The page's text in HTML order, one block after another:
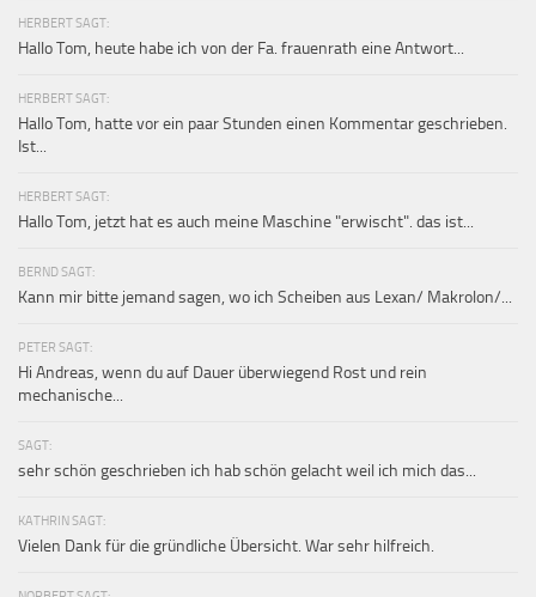
HERBERT SAGT:
Hallo Tom, heute habe ich von der Fa. frauenrath eine Antwort...
HERBERT SAGT:
Hallo Tom, hatte vor ein paar Stunden einen Kommentar geschrieben.
Ist...
HERBERT SAGT:
Hallo Tom, jetzt hat es auch meine Maschine "erwischt". das ist...
BERND SAGT:
Kann mir bitte jemand sagen, wo ich Scheiben aus Lexan/ Makrolon/...
PETER SAGT:
Hi Andreas, wenn du auf Dauer überwiegend Rost und rein
mechanische...
SAGT:
sehr schön geschrieben ich hab schön gelacht weil ich mich das...
KATHRIN SAGT:
Vielen Dank für die gründliche Übersicht. War sehr hilfreich.